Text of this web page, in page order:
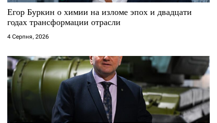
Егор Буркин о химии на изломе эпох и двадцати
годах трансформации отрасли
4 Серпня, 2026